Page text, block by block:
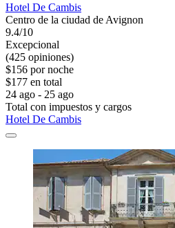
Hotel De Cambis
Centro de la ciudad de Avignon
9.4/10
Excepcional
(425 opiniones)
$156 por noche
$177 en total
24 ago - 25 ago
Total con impuestos y cargos
Hotel De Cambis